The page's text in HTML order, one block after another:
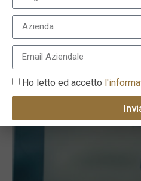
ESG, Europa
ambientale
1 Settembre 2022
Ho letto ed accetto